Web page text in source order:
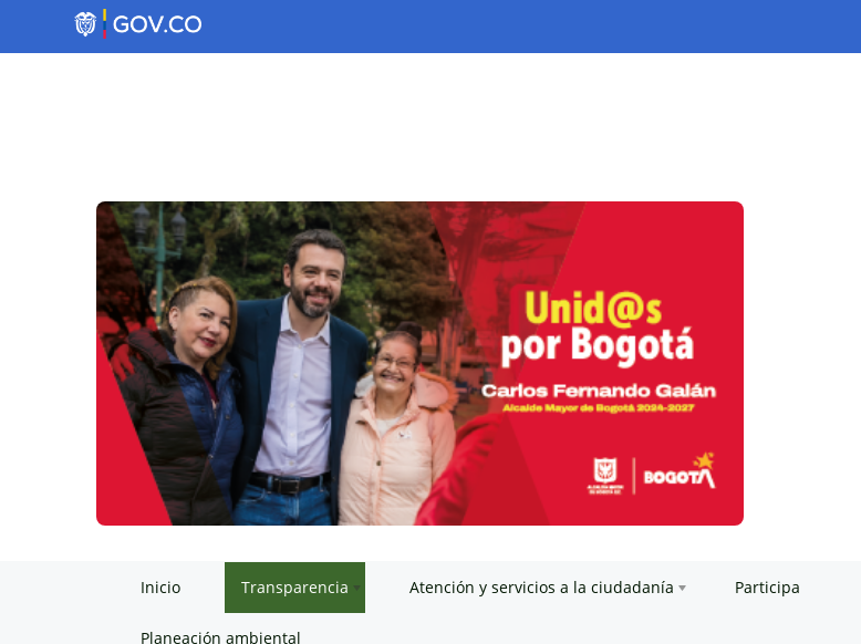
Inicio Transparencia Atención y servicios a la ciudadanía Participa
Planeación ambiental